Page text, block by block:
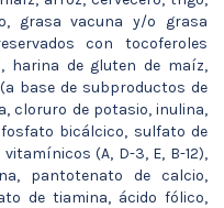
grasa vacuna y/o grasa
con tocoferoles
harina de gluten de maíz,
base de subproductos de
cloruro de potasio, inulina,
bicálcico, sulfato de
(A, D-3, E, B-12),
pantotenato de calcio,
de tiamina, ácido fólico,